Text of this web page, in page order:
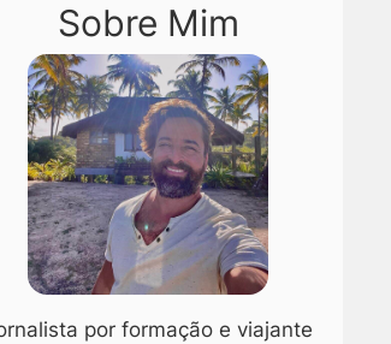
Sobre Mim
por formação e viajante